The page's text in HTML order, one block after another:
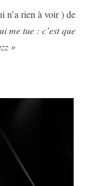
n’a rien à voir ) de
me tue : c’est que
»